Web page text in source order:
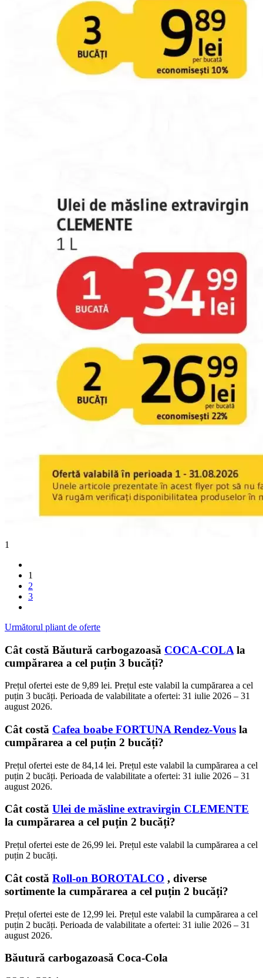
1
1
2
3
Următorul pliant de oferte
Cât costă Băutură carbogazoasă COCA-COLA la
cumpărarea a cel puțin 3 bucăți?
Prețul ofertei este de 9,89 lei. Prețul este valabil la cumpărarea a cel
puțin 3 bucăți. Perioada de valabilitate a ofertei: 31 iulie 2026 – 31
august 2026.
Cât costă Cafea boabe FORTUNA Rendez-Vous la
cumpărarea a cel puțin 2 bucăți?
Prețul ofertei este de 84,14 lei. Prețul este valabil la cumpărarea a cel
puțin 2 bucăți. Perioada de valabilitate a ofertei: 31 iulie 2026 – 31
august 2026.
Cât costă Ulei de măsline extravirgin CLEMENTE
la cumpărarea a cel puțin 2 bucăți?
Prețul ofertei este de 26,99 lei. Prețul este valabil la cumpărarea a cel
puțin 2 bucăți.
Cât costă Roll-on BOROTALCO , diverse
sortimente la cumpărarea a cel puțin 2 bucăți?
Prețul ofertei este de 12,99 lei. Prețul este valabil la cumpărarea a cel
puțin 2 bucăți. Perioada de valabilitate a ofertei: 31 iulie 2026 – 31
august 2026.
Băutură carbogazoasă Coca-Cola